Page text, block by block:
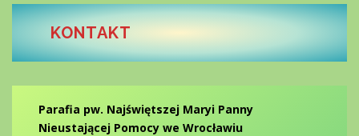
KONTAKT
Parafia pw. Najświętszej Maryi Panny
Nieustającej Pomocy we Wrocławiu